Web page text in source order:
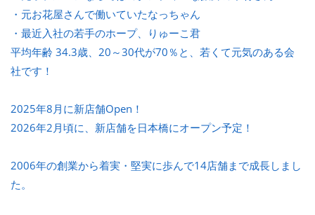
・元お花屋さんで働いていたなっちゃん
・最近入社の若手のホープ、りゅーこ君
平均年齢 34.3歳、20～30代が70％と、若くて元気のある会
社です！
2025年8月に新店舗Open！
2026年2月頃に、新店舗を日本橋にオープン予定！
2006年の創業から着実・堅実に歩んで14店舗まで成長しまし
た。